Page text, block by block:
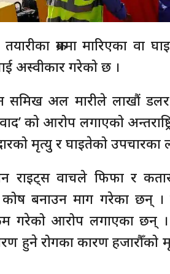
क्रममा मारिएका वा
अस्वीकार गरेको छ ।
समिख अल मारीले लाखौं
को आरोप लगाएको
मृत्यु र घाइतेको उपचारका
राइट्स वाचले फिफा र
कोष बनाउन माग गरेका छन्
गरेको आरोप लगाएका छन्
हुने रोगका कारण हजारौँको